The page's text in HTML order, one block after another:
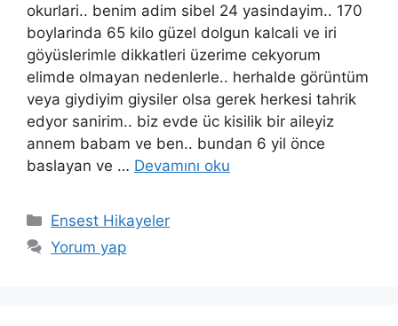
okurlari.. benim adim sibel 24 yasindayim.. 170
boylarinda 65 kilo güzel dolgun kalcali ve iri
göyüslerimle dikkatleri üzerime cekyorum
elimde olmayan nedenlerle.. herhalde görüntüm
veya giydiyim giysiler olsa gerek herkesi tahrik
edyor sanirim.. biz evde üc kisilik bir aileyiz
annem babam ve ben.. bundan 6 yil önce
baslayan ve … Devamını oku
Kategoriler
Ensest Hikayeler
Yorum yap